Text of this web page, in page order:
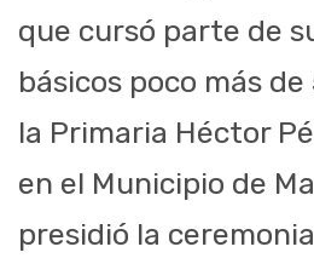
que cursó parte de
básicos poco más
la Primaria Héctor
en el Municipio de
presidió la